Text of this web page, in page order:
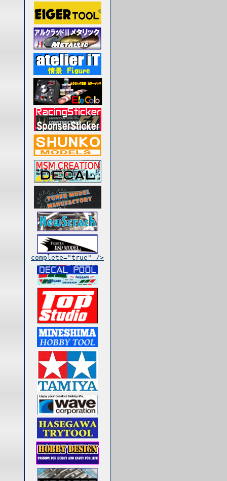
complete="true" />